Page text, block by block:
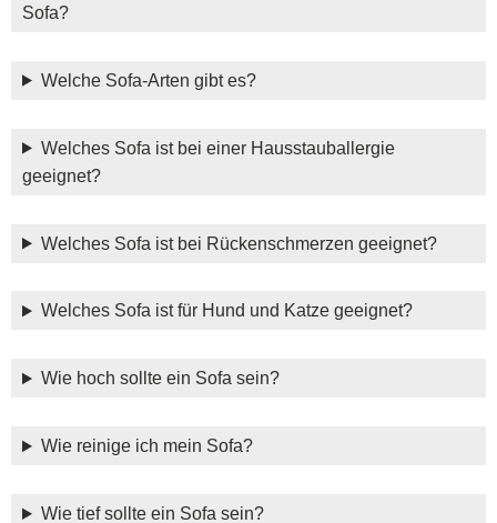
Sofa?
Welche Sofa-Arten gibt es?
Welches Sofa ist bei einer Hausstauballergie
geeignet?
Welches Sofa ist bei Rückenschmerzen geeignet?
Welches Sofa ist für Hund und Katze geeignet?
Wie hoch sollte ein Sofa sein?
Wie reinige ich mein Sofa?
Wie tief sollte ein Sofa sein?